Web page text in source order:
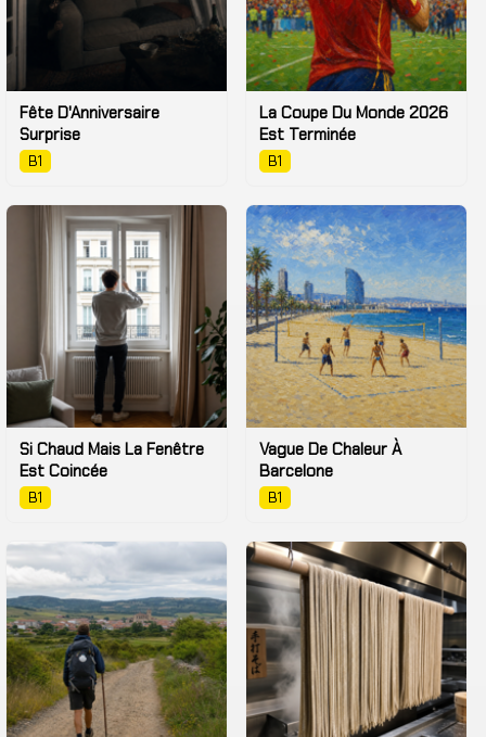
Fête D'Anniversaire
Surprise
B1
La Coupe Du Monde 2026
Est Terminée
B1
Si Chaud Mais La Fenêtre
Est Coincée
B1
Vague De Chaleur À
Barcelone
B1